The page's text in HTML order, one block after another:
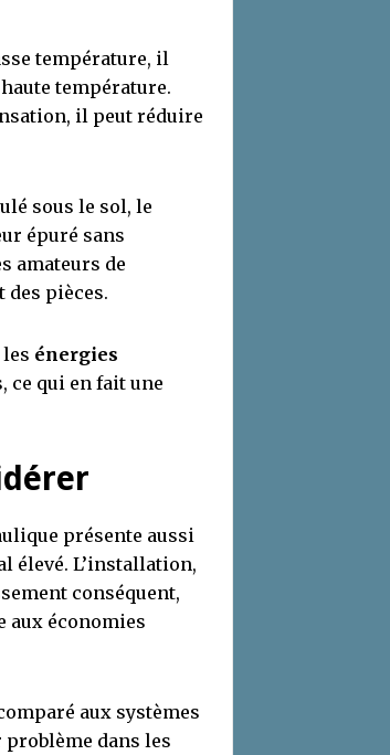
température, il
température.
il peut réduire
sous le sol, le
épuré sans
amateurs de
pièces.
énergies
ce qui en fait une
présente aussi
élevé. L’installation,
conséquent,
aux économies
aux systèmes
problème dans les